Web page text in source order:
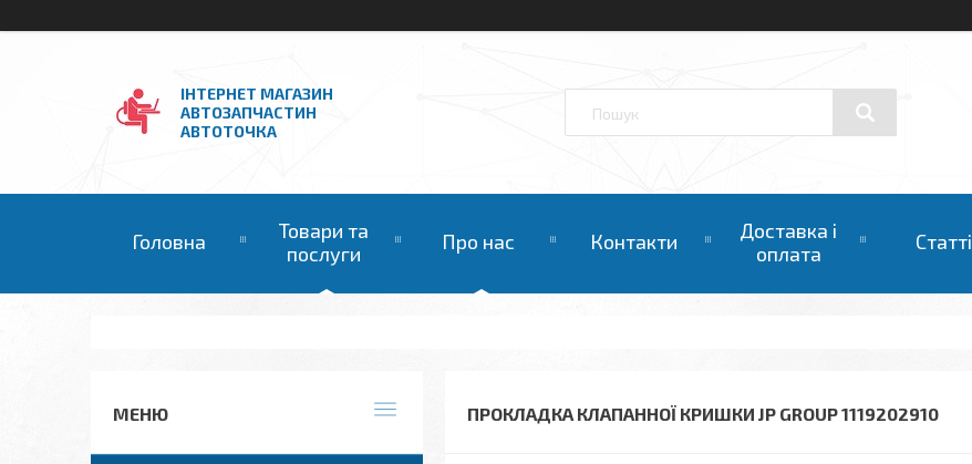
ІНТЕРНЕТ МАГАЗИН
АВТОЗАПЧАСТИН
АВТОТОЧКА
Головна
Товари та
послуги
Про нас Контакти
Доставка і
оплата
Статті
ПРОКЛАДКА КЛАПАННОЇ КРИШКИ JP GROUP 1119202910